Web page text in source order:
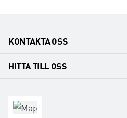
KONTAKTA OSS
Konsumentkontakt
HITTA TILL OSS
Försäljningskontor